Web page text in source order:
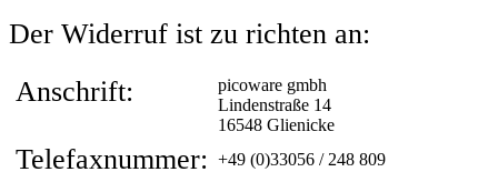
Der Widerruf ist zu richten an:
Anschrift:
picoware gmbh
Lindenstraße 14
16548 Glienicke
Telefaxnummer: +49 (0)33056 / 248 809